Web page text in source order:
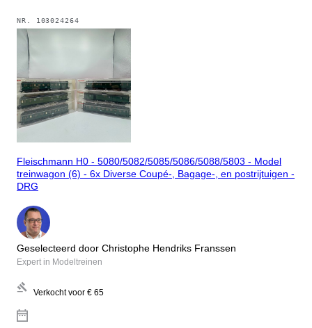
NR. 103024264
Fleischmann H0 - 5080/5082/5085/5086/5088/5803 - Model
treinwagon (6) - 6x Diverse Coupé-, Bagage-, en postrijtuigen -
DRG
Geselecteerd door Christophe Hendriks Franssen
Expert in Modeltreinen
Verkocht voor € 65